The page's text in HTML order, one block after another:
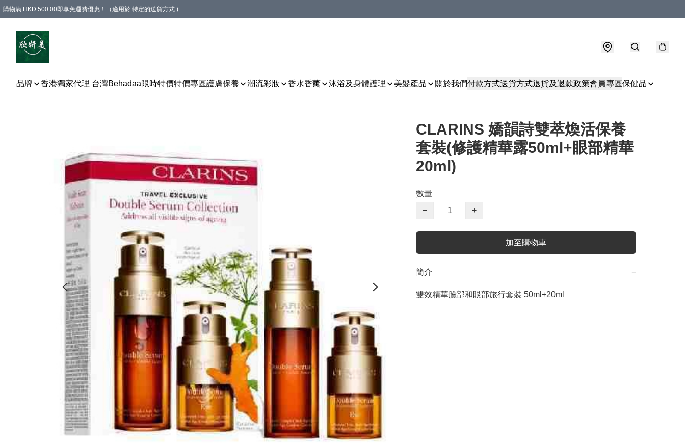
購物滿 HKD 500.00即享免運費優惠！（適用於 特定的送貨方式 )
品牌 香港獨家代理 台灣Behadaa限時特價特價專區護膚保養 潮流彩妝 香水香薰 沐浴及身體護理 美髮產品 關於我們付款方式送貨方式退貨及退款政策會員專區保健品
CLARINS 嬌韻詩雙萃煥活保養
套裝(修護精華露50ml+眼部精華
20ml)
數量
−
+
加至購物車
簡介 −
雙效精華臉部和眼部旅行套裝 50ml+20ml